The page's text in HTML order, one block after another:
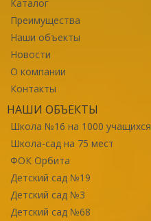
Каталог
Преимущества
Наши объекты
Новости
О компании
Контакты
НАШИ ОБЪЕКТЫ
Школа №16 на 1000 учащихся
Школа-сад на 75 мест
ФОК Орбита
Детский сад №19
Детский сад №3
Детский сад №68